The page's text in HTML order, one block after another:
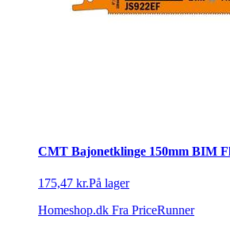
CMT Bajonetklinge 150mm BIM
175,47 kr.På lager
Homeshop.dk Fra PriceRunner